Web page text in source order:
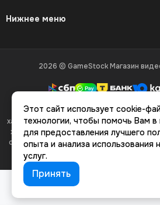
Нижнее меню
2026 © GameStock Магазин
Вся представленная на сайте
характеристик, стоимости товаров и
характер и ни при каких условиях не
определяемой положениями Статьи
Этот сайт использует cookie-
технологии, чтобы помочь Вам в
для предоставления лучшего
опыта и анализа использования
услуг.
Принять